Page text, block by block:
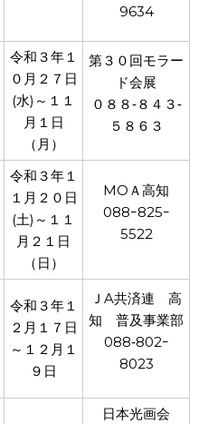
9634
令和３年１
０月２７日
(水)～１１
月１日
（月）
第３０回モラー
ド会展
０８８‐８４３‐
５８６３
令和３年１
１月２０日
(土)～１１
月２１日
（日）
МОＡ高知
088ｰ825ｰ
5522
令和３年１
２月１７日
～１２月１
９日
ＪA共済連 高
知 普及事業部
088‐802ｰ
8023
日本光画会